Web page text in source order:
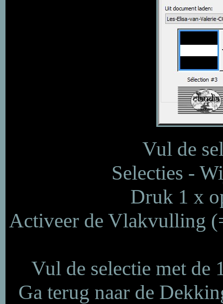
Vul de
Selecties -
Druk 1 x
Activeer de Vlakvulling
Vul de selectie met
Ga terug naar de